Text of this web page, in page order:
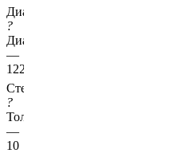
Диаметр трубы, мм
?
Диаметр основной трубы
—
1220
Стенка трубы, мм
?
Толщина стенки несущей трубы
—
10